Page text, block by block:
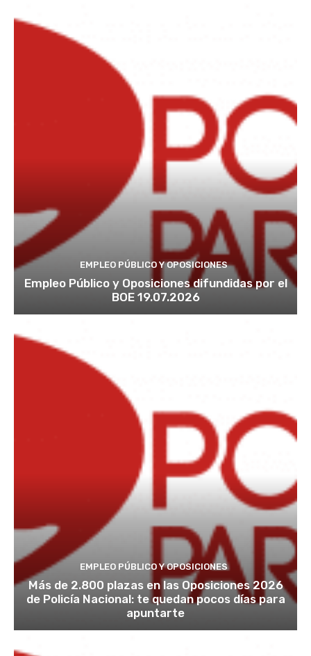
EMPLEO PÚBLICO Y OPOSICIONES
Empleo Público y Oposiciones difundidas por el
BOE 19.07.2026
EMPLEO PÚBLICO Y OPOSICIONES
Más de 2.800 plazas en las Oposiciones 2026
de Policía Nacional: te quedan pocos días para
apuntarte